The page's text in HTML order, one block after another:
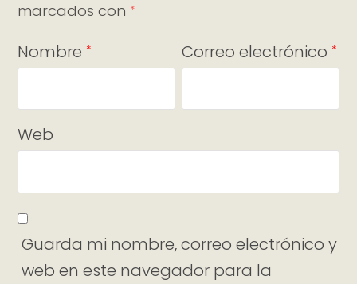
marcados con *
Nombre * Correo electrónico *
Web
Guarda mi nombre, correo electrónico y
web en este navegador para la